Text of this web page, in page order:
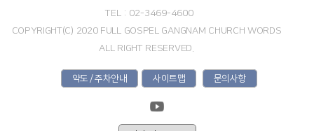
TEL : 02-3469-4600
COPYRIGHT(C) 2020 FULL GOSPEL GANGNAM CHURCH WORDS
ALL RIGHT RESERVED.
약도 / 주차안내 사이트맵 문의사항